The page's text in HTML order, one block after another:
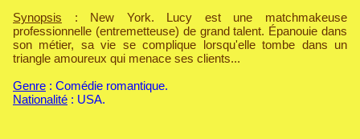
Synopsis : New York. Lucy est une matchmakeuse
professionnelle (entremetteuse) de grand talent. Épanouie dans
son métier, sa vie se complique lorsqu'elle tombe dans un
triangle amoureux qui menace ses clients...
Genre : Comédie romantique.
Nationalité : USA.